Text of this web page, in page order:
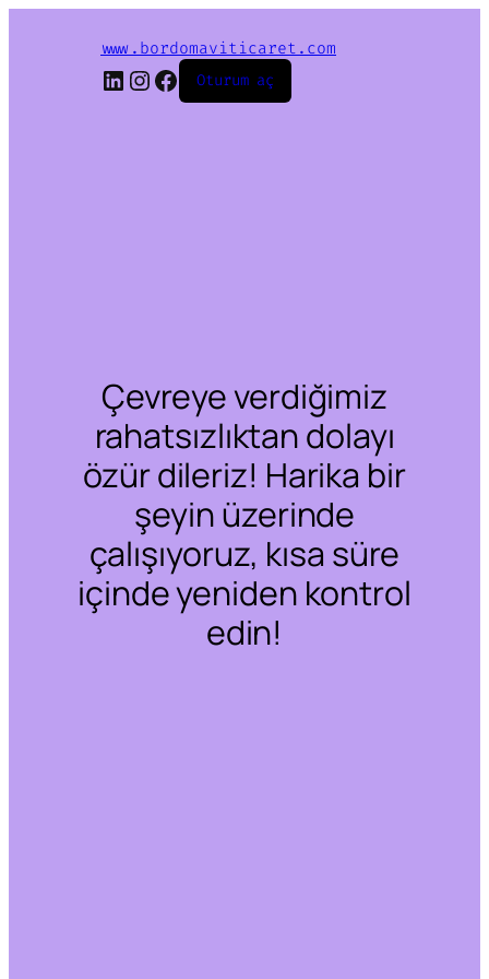
www.bordomaviticaret.com
LinkedIn
Instagram
Facebook
Oturum aç
Çevreye verdiğimiz
rahatsızlıktan dolayı
özür dileriz! Harika bir
şeyin üzerinde
çalışıyoruz, kısa süre
içinde yeniden kontrol
edin!